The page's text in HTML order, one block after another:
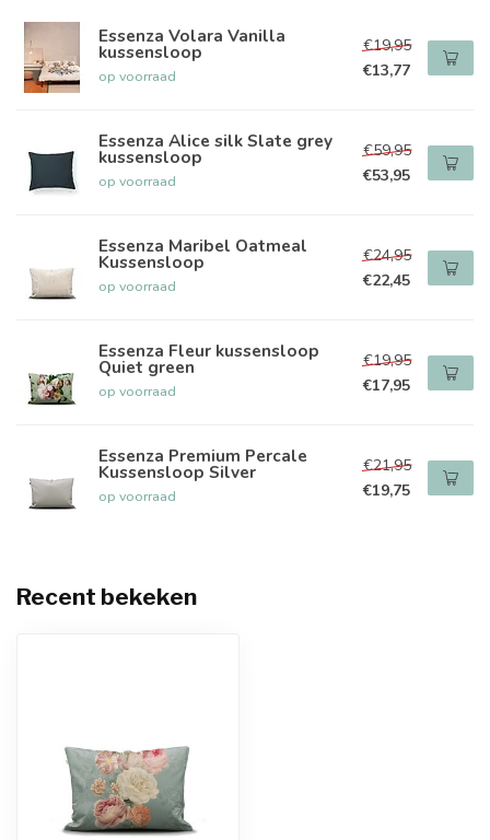
Essenza Volara Vanilla
kussensloop
op voorraad
€19,95
€13,77
Essenza Alice silk Slate grey
kussensloop
op voorraad
€59,95
€53,95
Essenza Maribel Oatmeal
Kussensloop
op voorraad
€24,95
€22,45
Essenza Fleur kussensloop
Quiet green
op voorraad
€19,95
€17,95
Essenza Premium Percale
Kussensloop Silver
op voorraad
€21,95
€19,75
Recent bekeken